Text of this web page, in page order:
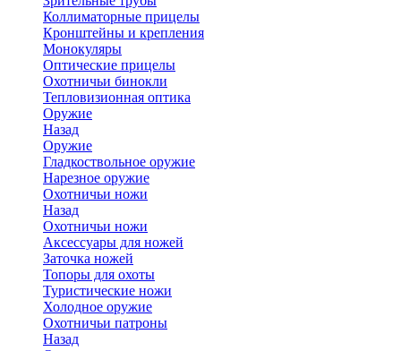
Коллиматорные прицелы
Кронштейны и крепления
Монокуляры
Оптические прицелы
Охотничьи бинокли
Тепловизионная оптика
Оружие
Назад
Оружие
Гладкоствольное оружие
Нарезное оружие
Охотничьи ножи
Назад
Охотничьи ножи
Аксессуары для ножей
Заточка ножей
Топоры для охоты
Туристические ножи
Холодное оружие
Охотничьи патроны
Назад